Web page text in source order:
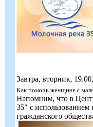
Завтра, вторник,
Как помочь женщине с
Напомним, что в
35" с использованием
гражданского